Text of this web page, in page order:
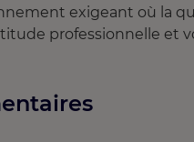
exigeant où la
professionnelle et